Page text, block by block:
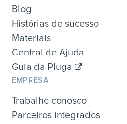
Blog
Histórias de sucesso
Materiais
Central de Ajuda
Guia da Pluga
EMPRESA
Trabalhe conosco
Parceiros integrados